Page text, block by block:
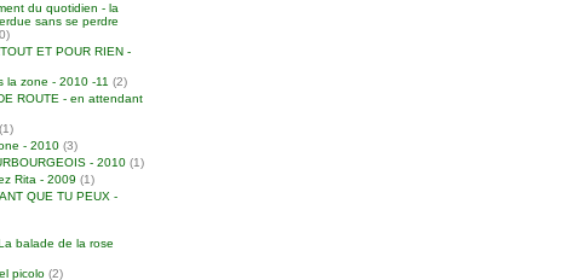
du quotidien - la
sans se perdre
ET POUR RIEN -
la zone - 2010 -11 (2)
ROUTE - en attendant
(1)
- 2010 (3)
- 2010 (1)
Rita - 2009 (1)
QUE TU PEUX -
balade de la rose
picolo (2)